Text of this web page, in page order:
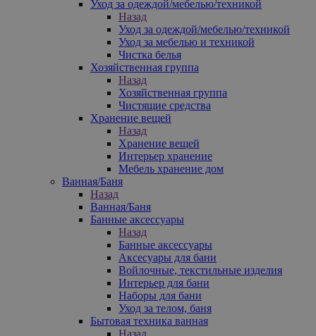
Уход за одеждой/мебелью/техникой
Назад
Уход за одеждой/мебелью/техникой
Уход за мебелью и техникой
Чистка белья
Хозяйственная группа
Назад
Хозяйственная группа
Чистящие средства
Хранение вещей
Назад
Хранение вещей
Интерьер хранение
Мебель хранение дом
Ванная/Баня
Назад
Ванная/Баня
Банные аксессуары
Назад
Банные аксессуары
Аксесуары для бани
Войлочные, текстильные изделия
Интерьер для бани
Наборы для бани
Уход за телом, баня
Бытовая техника ванная
Назад